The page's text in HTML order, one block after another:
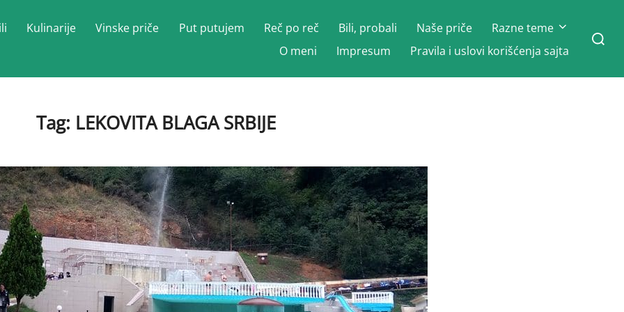
Kulinarije Vinske priče Put putujem Reč po reč Bili, probali Naše priče
Razne teme
O meni
Impresum Pravila i uslovi korišćenja sajta
Search
for:
Tag: LEKOVITA BLAGA SRBIJE